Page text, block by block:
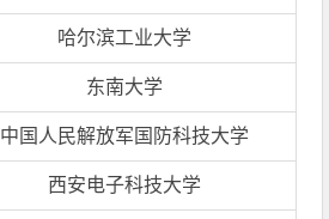
哈尔滨工业大学
东南大学
中国人民解放军国防科技大学
西安电子科技大学